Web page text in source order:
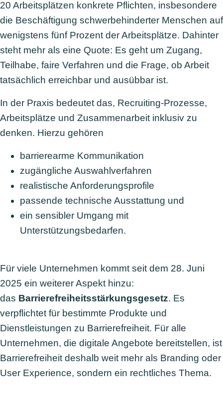
20 Arbeitsplätzen konkrete Pflichten, insbesondere
die Beschäftigung schwerbehinderter Menschen auf
wenigstens fünf Prozent der Arbeitsplätze. Dahinter
steht mehr als eine Quote: Es geht um Zugang,
Teilhabe, faire Verfahren und die Frage, ob Arbeit
tatsächlich erreichbar und ausübbar ist.
In der Praxis bedeutet das, Recruiting-Prozesse,
Arbeitsplätze und Zusammenarbeit inklusiv zu
denken. Hierzu gehören
barrierearme Kommunikation
zugängliche Auswahlverfahren
realistische Anforderungsprofile
passende technische Ausstattung und
ein sensibler Umgang mit
Unterstützungsbedarfen.
Für viele Unternehmen kommt seit dem 28. Juni
2025 ein weiterer Aspekt hinzu:
das Barrierefreiheitsstärkungsgesetz. Es
verpflichtet für bestimmte Produkte und
Dienstleistungen zu Barrierefreiheit. Für alle
Unternehmen, die digitale Angebote bereitstellen, ist
Barrierefreiheit deshalb weit mehr als Branding oder
User Experience, sondern ein rechtliches Thema.